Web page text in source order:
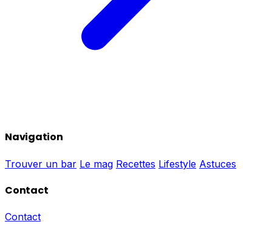
Navigation
Trouver un bar Le mag Recettes Lifestyle Astuces
Contact
Contact